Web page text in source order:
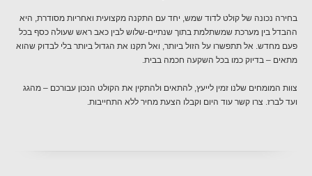
בחירה נכונה של קולט לדוד שמש, יחד עם התקנה מקצועית ואחריות מסודרת, היא
ההבדל בין מערכת שמשתלמת בתוך שנתיים-שלוש לבין כאב ראש שעולה כסף בכל
פעם מחדש. אל תתפשרו על הזול ביותר, ואל תקנו את הגדול ביותר בלי לבדוק שהוא
מתאים – בדיוק כמו בכל השקעה חכמה בבית.
צוות המומחים שלנו זמין לייעץ, להתאים ולהתקין את הקולט הנכון עבורכם – מהגג
ועד לברז. צרו קשר עוד היום וקבלו הצעת מחיר ללא התחייבות.